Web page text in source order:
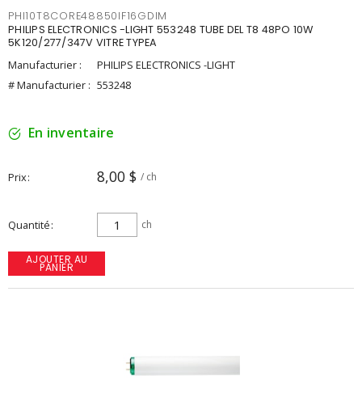
PHI10T8CORE48850IF16GDIM
PHILIPS ELECTRONICS -LIGHT 553248 TUBE DEL T8 48PO 10W
5K120/277/347V VITRE TYPEA
Manufacturier :
PHILIPS ELECTRONICS -LIGHT
# Manufacturier : 553248
En inventaire
Prix 8,00 $ / ch
Quantité ch
AJOUTER AU
PANIER